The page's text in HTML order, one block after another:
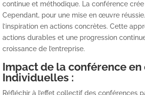
continue et méthodique. La conférence
Cependant, pour une mise en œuvre
l’inspiration en actions concrètes. Cette
actions durables et une progression
croissance de l’entreprise.
Impact de la conférence
Individuelles :
Réfléchir à l’effet collectif des conférences